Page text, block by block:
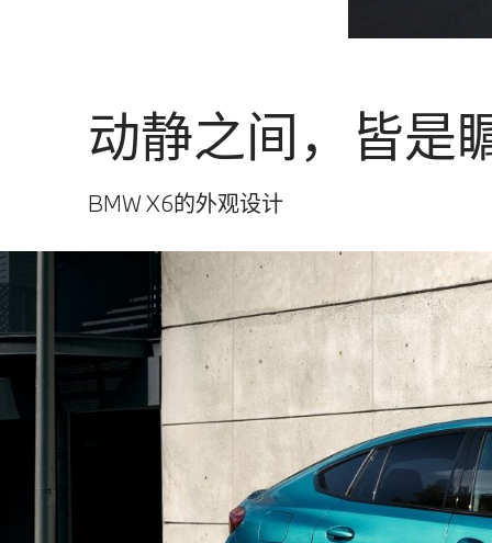
动静之间，皆是
BMW X6的外观设计